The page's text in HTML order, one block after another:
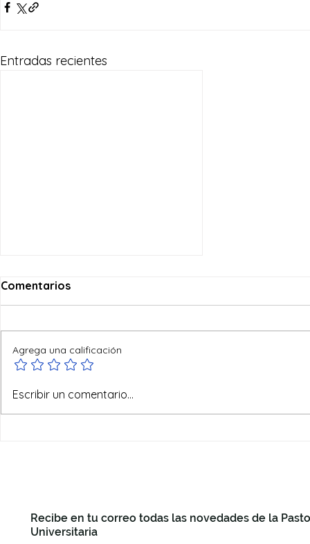
Entradas recientes
Ofertas de verano
Comentarios
Agrega una calificación
Escribir un comentario...
Recibe en tu correo todas las novedades de la
Universitaria